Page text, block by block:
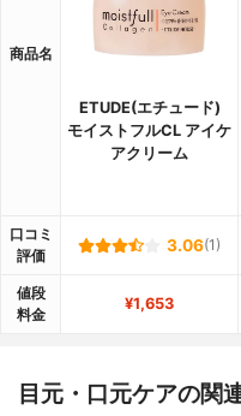
商品名
ETUDE(エチュード)
モイストフルCL アイケ
アクリーム
口コミ
評価
3.06(1)
値段
料金
¥1,653
目元・口元ケアの関